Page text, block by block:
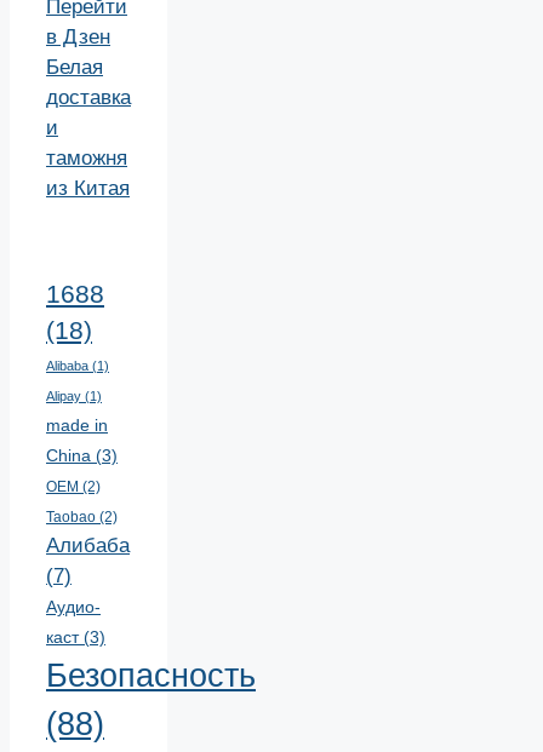
1688
(18)
Alibaba (1)
Alipay (1)
made in
China (3)
OEM (2)
Taobao (2)
Алибаба
(7)
Аудио-
каст(3)
Безопасность
(88)